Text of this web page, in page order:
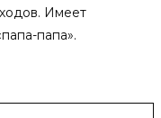
Имеет
папа».